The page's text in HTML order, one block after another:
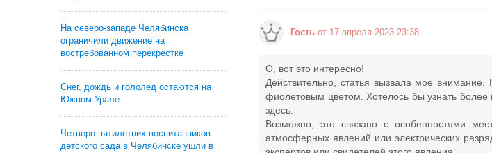
На северо-западе Челябинска
ограничили движение на
востребованном перекрестке
Снег, дождь и гололед остаются на
Южном Урале
Четверо пятилетних воспитанников
детского сада в Челябинске ушли в
Гость от 17 апреля 2023 23:38
О, вот это интересно!
Действительно, статья вызвала мое
фиолетовым цветом. Хотелось бы узнать
здесь.
Возможно, это связано с особенностями
атмосферных явлений или электрических